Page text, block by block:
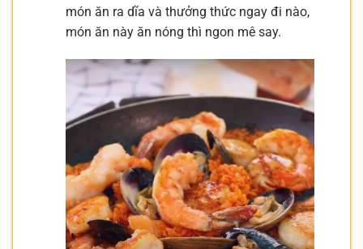
món ăn ra dĩa và thưởng thức ngay đi nào,
món ăn này ăn nóng thì ngon mê say.